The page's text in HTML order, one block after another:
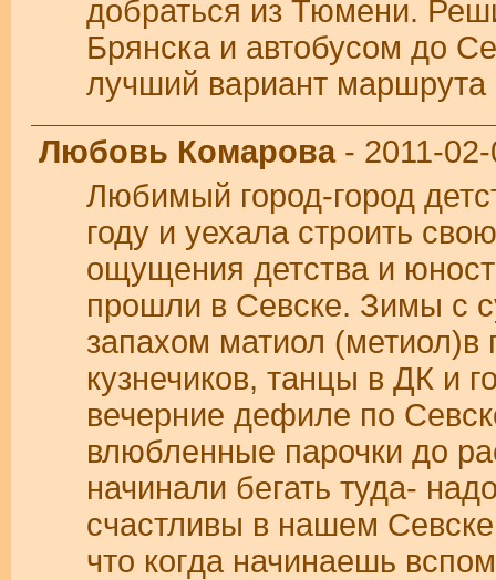
добраться из Тюмени.
Брянска и автобусом до
лучший вариант маршрута
Любовь Комарова- 2011-
Любимый город-город
году и уехала строить
ощущения детства и
прошли в Севске. Зимы с
запахом матиол (метиол)в
кузнечиков, танцы в ДК и
вечерние дефиле по
влюбленные парочки до
начинали бегать туда-
счастливы в нашем
что когда начинаешь